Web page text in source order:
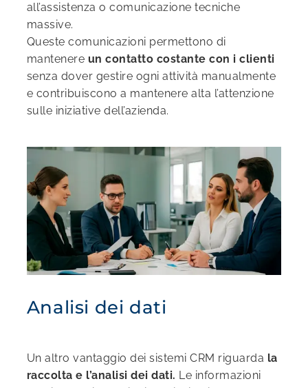
all’assistenza o comunicazione tecniche
massive.
Queste comunicazioni permettono di
mantenere un contatto costante con i clienti
senza dover gestire ogni attività manualmente
e contribuiscono a mantenere alta l’attenzione
sulle iniziative dell’azienda.
Analisi dei dati
Un altro vantaggio dei sistemi CRM riguarda la
raccolta e l’analisi dei dati. Le informazioni